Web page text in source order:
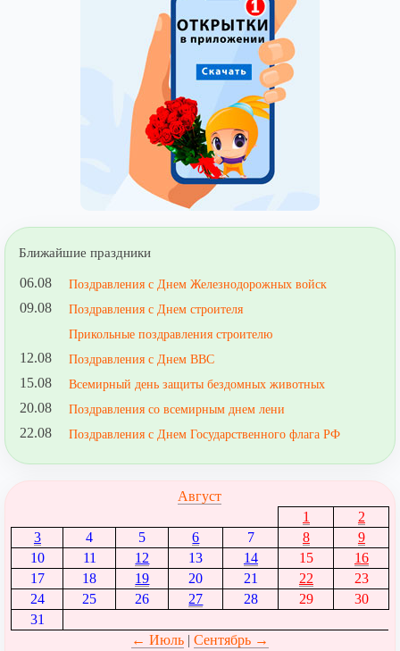
Ближайшие праздники
06.08 Поздравления с Днем Железнодорожных войск
09.08
Поздравления с Днем строителя
Прикольные поздравления строителю
12.08 Поздравления с Днем ВВС
15.08 Всемирный день защиты бездомных животных
20.08 Поздравления со всемирным днем лени
22.08 Поздравления с Днем Государственного флага РФ
Август
1
2
3
4 5 6 7 8
9
10
11 12 13 14 15
16
17
18 19 20 21 22
23
24
25 26 27 28 29
30
31
← Июль| Сентябрь →